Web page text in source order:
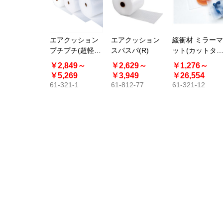
エアクッション
プチプチ(超軽梱
包用) 42m巻
￥2,849～
￥5,269
61-321-1
エアクッション
スパスパ(R)
￥2,629～
￥3,949
61-812-77
緩衝材 ミラーマ
ット(カットタイ
プ)
￥1,276～
￥26,554
61-321-12